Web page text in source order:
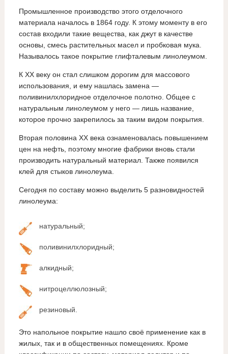
Промышленное производство этого отделочного
материала началось в 1864 году. К этому моменту в его
состав входили такие вещества, как джут в качестве
основы, смесь растительных масел и пробковая мука.
Называлось такое покрытие глифталевым линолеумом.
К XX веку он стал слишком дорогим для массового
использования, и ему нашлась замена —
поливинилхлоридное отделочное полотно. Общее с
натуральным линолеумом у него — лишь название,
которое прочно закрепилось за таким видом покрытия.
Вторая половина XX века ознаменовалась повышением
цен на нефть, поэтому многие фабрики вновь стали
производить натуральный материал. Также появился
клей для стыков линолеума.
Сегодня по составу можно выделить 5 разновидностей
линолеума:
натуральный;
поливинилхлоридный;
алкидный;
нитроцеллюлозный;
резиновый.
Это напольное покрытие нашло своё применение как в
жилых, так и в общественных помещениях. Кроме